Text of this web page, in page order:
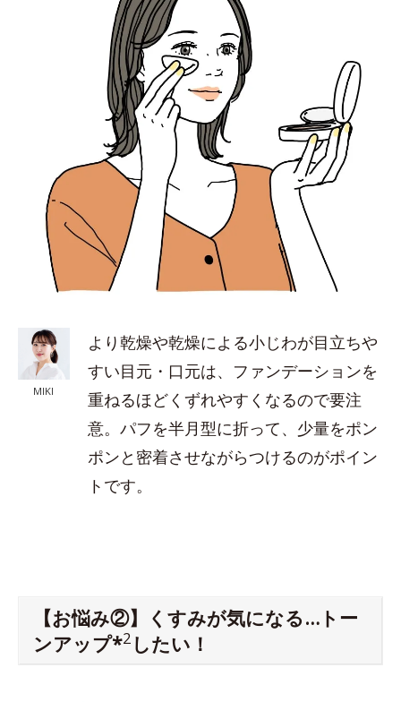
MIKI
より乾燥や乾燥による小じわが目立ちや
すい目元・口元は、ファンデーションを
重ねるほどくずれやすくなるので要注
意。パフを半月型に折って、少量をポン
ポンと密着させながらつけるのがポイン
トです。
【お悩み②】くすみが気になる…トー
ンアップ*2 したい！